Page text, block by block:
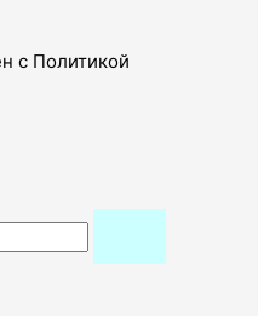
с Политикой